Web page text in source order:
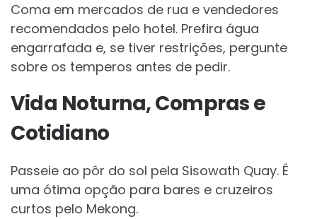
Coma em mercados de rua e vendedores
recomendados pelo hotel. Prefira água
engarrafada e, se tiver restrições, pergunte
sobre os temperos antes de pedir.
Vida Noturna, Compras e
Cotidiano
Passeie ao pôr do sol pela Sisowath Quay. É
uma ótima opção para bares e cruzeiros
curtos pelo Mekong.